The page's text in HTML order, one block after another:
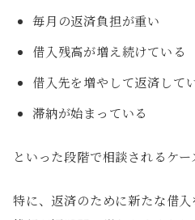
毎月の返済負担が重い
借入残高が増え続けている
借入先を増やして返済して
滞納が始まっている
といった段階で相談されるケー
特に、返済のために新たな借